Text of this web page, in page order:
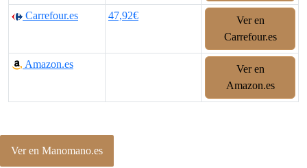
Carrefour.es 47,92€
Ver en
Carrefour.es
Amazon.es
Ver en
Amazon.es
Ver en Manomano.es